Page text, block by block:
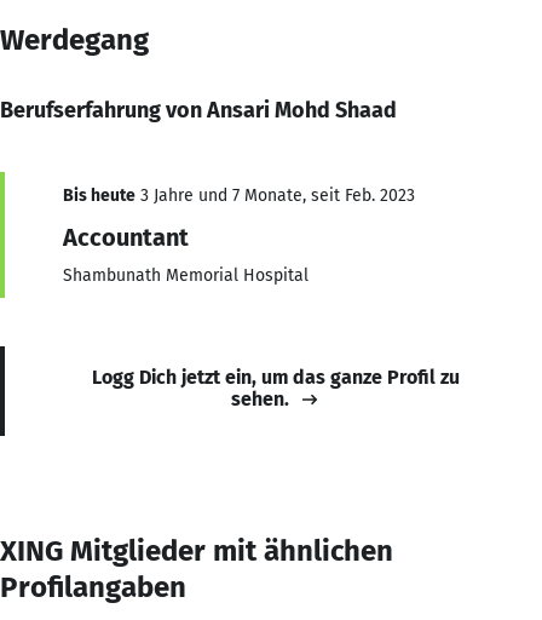
Werdegang
Berufserfahrung von Ansari Mohd Shaad
Bis heute 3 Jahre und 7 Monate, seit Feb. 2023
Accountant
Shambunath Memorial Hospital
Logg Dich jetzt ein, um das ganze Profil zu
sehen.
XING Mitglieder mit ähnlichen
Profilangaben